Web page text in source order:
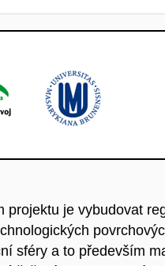
projektu je vybudovat
sféry a to především